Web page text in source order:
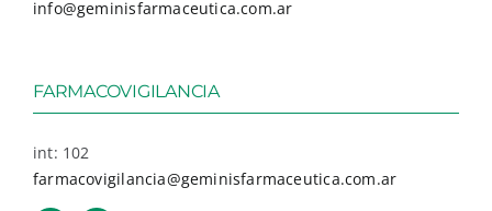
info@geminisfarmaceutica.com.ar
FARMACOVIGILANCIA
int: 102
farmacovigilancia@geminisfarmaceutica.com.ar